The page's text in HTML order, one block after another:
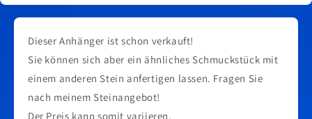
Dieser Anhänger ist schon verkauft!
Sie können sich aber ein ähnliches Schmuckstück mit
einem anderen Stein anfertigen lassen. Fragen Sie
nach meinem Steinangebot!
Der Preis kann somit variieren.